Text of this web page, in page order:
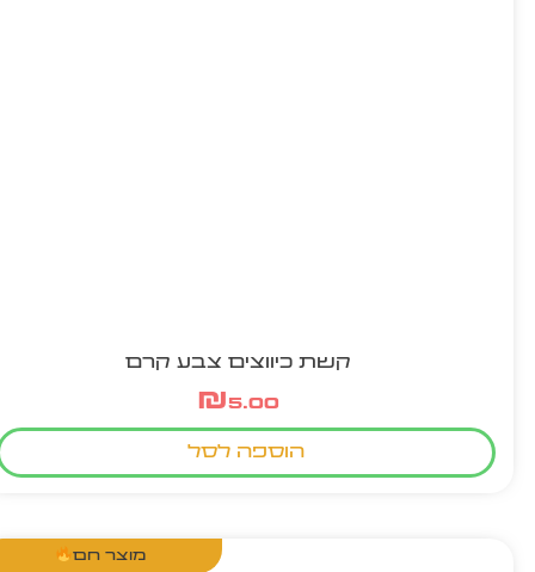
קשת כיווצים צבע קרם
₪5.00
הוספה לסל
מוצר חם